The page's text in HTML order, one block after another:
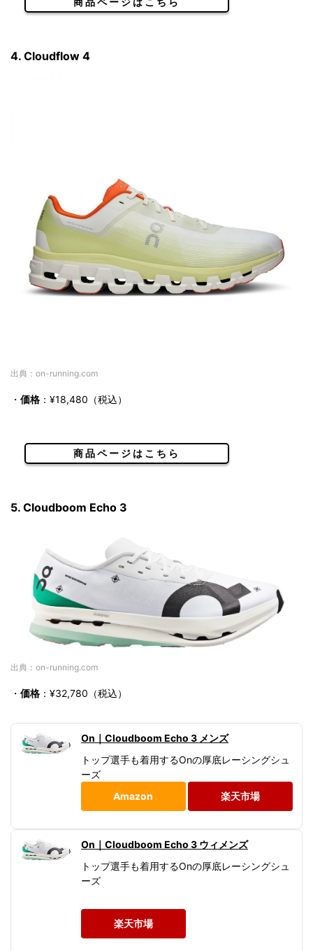
4. Cloudflow 4
出典：on-running.com
・ 価格 ：¥18,480（税込）
商品ページはこちら
5. Cloudboom Echo 3
出典：on-running.com
・ 価格 ：¥32,780（税込）
On｜Cloudboom Echo 3 メンズ
トップ選手も着用するOnの厚底レーシングシュ
ーズ
Amazon
楽天市場
On｜Cloudboom Echo 3 ウィメンズ
トップ選手も着用するOnの厚底レーシングシュ
ーズ
楽天市場